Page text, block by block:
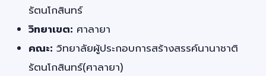
รัตนโกสินทร์
วิทยาเขต: ศาลายา
คณะ: วิทยาลัยผู้ประกอบการสร้างสรรค์นานาชาติ
รัตนโกสินทร์(ศาลายา)